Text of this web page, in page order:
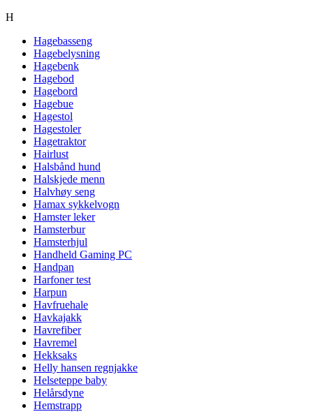
H
Hagebasseng
Hagebelysning
Hagebenk
Hagebod
Hagebord
Hagebue
Hagestol
Hagestoler
Hagetraktor
Hairlust
Halsbånd hund
Halskjede menn
Halvhøy seng
Hamax sykkelvogn
Hamster leker
Hamsterbur
Hamsterhjul
Handheld Gaming PC
Handpan
Harfoner test
Harpun
Havfruehale
Havkajakk
Havrefiber
Havremel
Hekksaks
Helly hansen regnjakke
Helseteppe baby
Helårsdyne
Hemstrapp